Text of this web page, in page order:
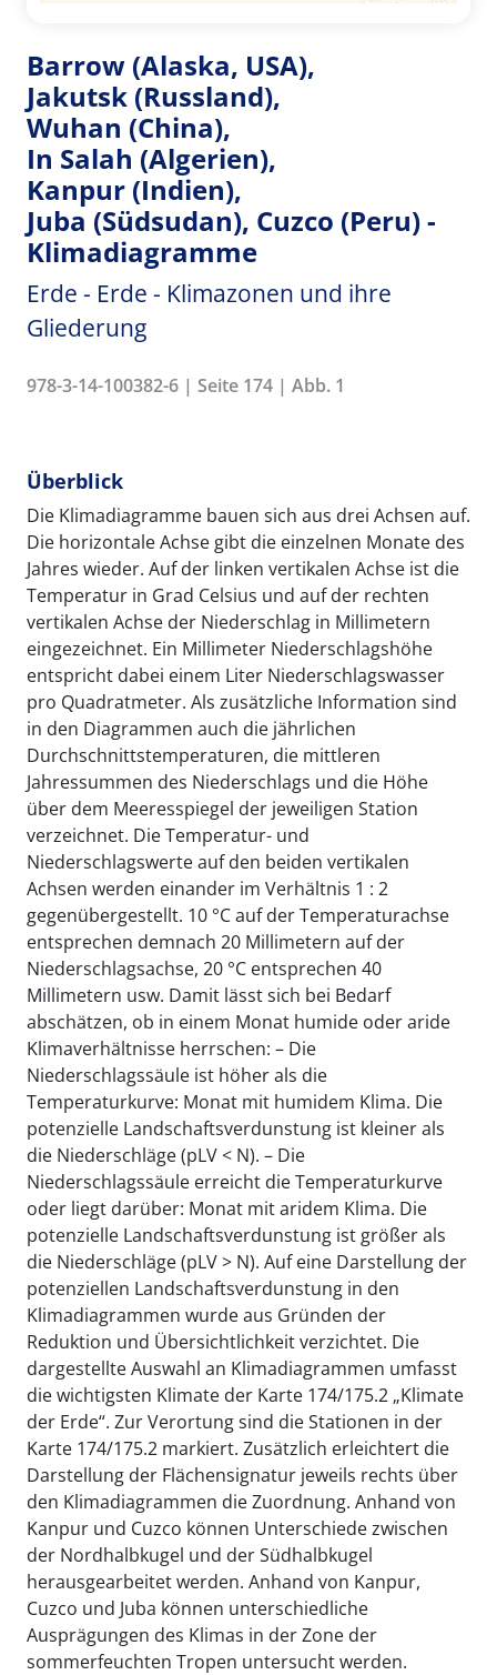
Barrow (Alaska, USA),
Jakutsk (Russland),
Wuhan (China),
In Salah (Algerien),
Kanpur (Indien),
Juba (Südsudan), Cuzco (Peru) -
Klimadiagramme
Erde - Erde - Klimazonen und ihre
Gliederung
978-3-14-100382-6 | Seite 174 | Abb. 1
Überblick
Die Klimadiagramme bauen sich aus drei Achsen auf.
Die horizontale Achse gibt die einzelnen Monate des
Jahres wieder. Auf der linken vertikalen Achse ist die
Temperatur in Grad Celsius und auf der rechten
vertikalen Achse der Niederschlag in Millimetern
eingezeichnet. Ein Millimeter Niederschlagshöhe
entspricht dabei einem Liter Niederschlagswasser
pro Quadratmeter. Als zusätzliche Information sind
in den Diagrammen auch die jährlichen
Durchschnittstemperaturen, die mittleren
Jahressummen des Niederschlags und die Höhe
über dem Meeresspiegel der jeweiligen Station
verzeichnet. Die Temperatur- und
Niederschlagswerte auf den beiden vertikalen
Achsen werden einander im Verhältnis 1 : 2
gegenübergestellt. 10 °C auf der Temperaturachse
entsprechen demnach 20 Millimetern auf der
Niederschlagsachse, 20 °C entsprechen 40
Millimetern usw. Damit lässt sich bei Bedarf
abschätzen, ob in einem Monat humide oder aride
Klimaverhältnisse herrschen: – Die
Niederschlagssäule ist höher als die
Temperaturkurve: Monat mit humidem Klima. Die
potenzielle Landschaftsverdunstung ist kleiner als
die Niederschläge (pLV < N). – Die
Niederschlagssäule erreicht die Temperaturkurve
oder liegt darüber: Monat mit aridem Klima. Die
potenzielle Landschaftsverdunstung ist größer als
die Niederschläge (pLV > N). Auf eine Darstellung der
potenziellen Landschaftsverdunstung in den
Klimadiagrammen wurde aus Gründen der
Reduktion und Übersichtlichkeit verzichtet. Die
dargestellte Auswahl an Klimadiagrammen umfasst
die wichtigsten Klimate der Karte 174/175.2 „Klimate
der Erde“. Zur Verortung sind die Stationen in der
Karte 174/175.2 markiert. Zusätzlich erleichtert die
Darstellung der Flächensignatur jeweils rechts über
den Klimadiagrammen die Zuordnung. Anhand von
Kanpur und Cuzco können Unterschiede zwischen
der Nordhalbkugel und der Südhalbkugel
herausgearbeitet werden. Anhand von Kanpur,
Cuzco und Juba können unterschiedliche
Ausprägungen des Klimas in der Zone der
sommerfeuchten Tropen untersucht werden.